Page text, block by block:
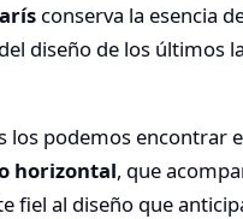
conserva la esencia
diseño de los últimos
los podemos encontrar
horizontal, que
fiel al diseño que